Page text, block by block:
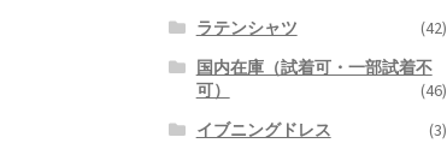
ラテンシャツ
(42)
国内在庫（試着可・一部試着不
可）
(46)
イブニングドレス
(3)